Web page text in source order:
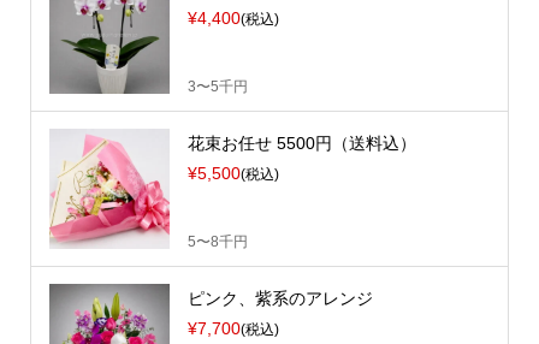
¥4,400(税込)
3〜5千円
花束お任せ 5500円（送料込）
¥5,500(税込)
5〜8千円
ピンク、紫系のアレンジ
¥7,700(税込)